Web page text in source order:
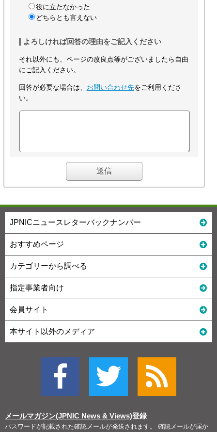
役に立たなかった
どちらとも言えない
よろしければ回答の理由をご記入ください
それ以外にも、ページの改良点等がございましたら自由
にご記入ください。
回答が必要な場合は、 お問い合わせ先をご利用くださ
い。
JPNICニュースレターバックナンバー
おすすめページ
カテゴリーから調べる
指定事業者向け
会員サイト
本サイト以外のメディア
メールマガジン(JPNIC News & Views)登録
パスワードが記載された確認メールが発送されます。 確認メールが届か